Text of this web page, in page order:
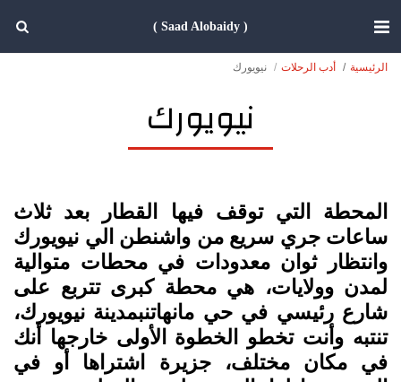
( Saad Alobaidy )
الرئيسية أدب الرحلات نيويورك
نيويورك
المحطة التي توقف فيها القطار بعد ثلاث
ساعات جري سريع من واشنطن الي نيويورك
وانتظار ثوان معدودات في محطات متوالية
لمدن وولايات، هي محطة كبرى تتربع على
شارع رئيسي في حي مانهاتنبمدينة نيويورك،
تنتبه وأنت تخطو الخطوة الأولى خارجها أنك
في مكان مختلف، جزيرة اشتراها أو في